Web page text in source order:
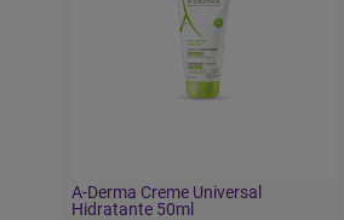
A-Derma Creme Universal
Hidratante 50ml